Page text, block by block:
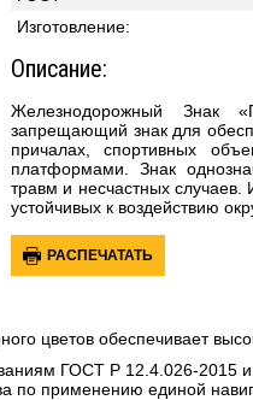
Изготовление:
Описание:
Железнодорожный Знак
запрещающий знак для
причалах, спортивных
платформами. Знак
травм и несчастных случаев.
устойчивых к воздействию
РАСПЕЧАТАТЬ
цветов обеспечивает
ГОСТ Р 12.4.026-
по применению единой